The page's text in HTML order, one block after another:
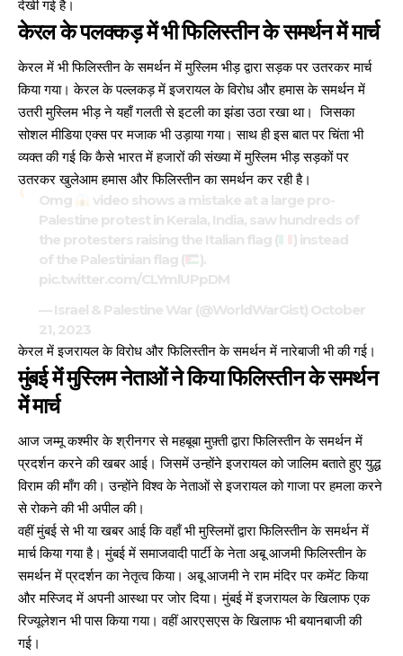
देखी गई है।
केरल के पलक्कड़ में भी फिलिस्तीन के समर्थन में मार्च
केरल में भी फिलिस्तीन के समर्थन में मुस्लिम भीड़ द्वारा सड़क परउतरकर मार्च
कियागया। केरल के पल्लकड़ में इजरायल के विरोध और हमास के समर्थन में
उतरी मुस्लिम भीड़ ने यहाँ गलती से इटली का झंडा उठा रखा था। जिसका
सोशल मीडिया एक्स पर मजाक भी उड़ाया गया। साथ ही इस बात पर चिंता भी
व्यक्त की गई कि कैसे भारत में हजारों की संख्या में मुस्लिम भीड़ सड़कों पर
उतरकर खुलेआम हमास और फिलिस्तीन का समर्थन कर रही है।
Omg
video shows a mistake at a large pro-
Palestine protest in Kerala, India, saw hundreds of
the protesters raising the Italian flag (
) instead
of the Palestinian flag (
).
pic.twitter.com/CLYmlUPpDM
— Israel & Palestine War (@WorldWarGist) October
21, 2023
केरल में इजरायल के विरोध और फिलिस्तीन के समर्थन में नारेबाजी भी की गई।
मुंबई में मुस्लिम नेताओं ने किया फिलिस्तीन के समर्थन
में मार्च
आज जम्मू कश्मीर के श्रीनगर से महबूबा मुफ़्ती द्वारा फिलिस्तीन के समर्थन में
प्रदर्शन करने कीखबर आई। जिसमें उन्होंने इजरायल को जालिम बताते हुए युद्ध
विराम की माँग की। उन्होंने विश्व के नेताओं से इजरायल को गाजा पर हमला करने
से रोकने की भी अपील की।
वहीं मुंबई से भी या खबर आई कि वहाँ भी मुस्लिमों द्वारा फिलिस्तीन के समर्थन में
मार्च किया गया है। मुंबई में समाजवादी पार्टी के नेता अबू आजमी फिलिस्तीन के
समर्थन में प्रदर्शन का नेतृत्व किया। अबू आजमी ने राम मंदिर पर कमेंट किया
और मस्जिद में अपनी आस्था पर जोर दिया। मुंबई में इजरायल के खिलाफ एक
रिज्यूलेशन भी पास किया गया। वहीं आरएसएस के खिलाफ भी बयानबाजी की
गई।